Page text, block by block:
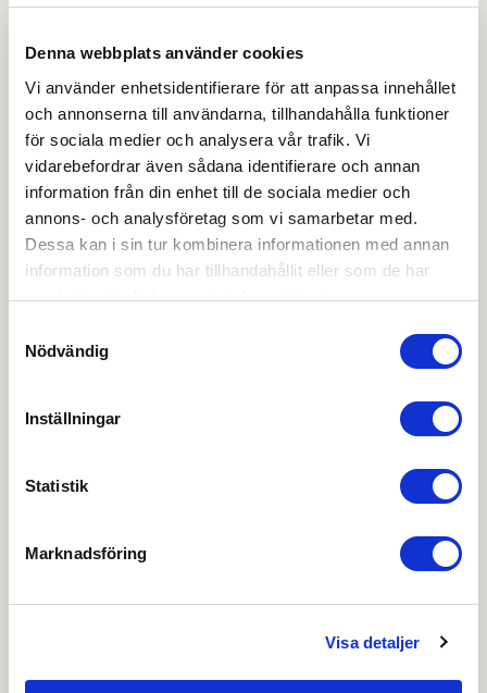
Denna webbplats använder cookies
Vi använder enhetsidentifierare för att anpassa innehållet
och annonserna till användarna, tillhandahålla funktioner
för sociala medier och analysera vår trafik. Vi
vidarebefordrar även sådana identifierare och annan
information från din enhet till de sociala medier och
annons- och analysföretag som vi samarbetar med.
Dessa kan i sin tur kombinera informationen med annan
information som du har tillhandahållit eller som de har
samlat in när du har använt deras tjänster.
Nödvändig
Inställningar
Statistik
Marknadsföring
Visa detaljer
Produktblad
Svenska- Norska-Danska
Vi reserverar oss för att det kan finnas
löpande med att säkerställa att våra dokument är så
aktuella som möjligt.
Skapa konto Logga in
Skapa inloggning, bli företagskund eller logga in för att
produktblad, ritningar, monteringsbeskrivningar samt
Filmer